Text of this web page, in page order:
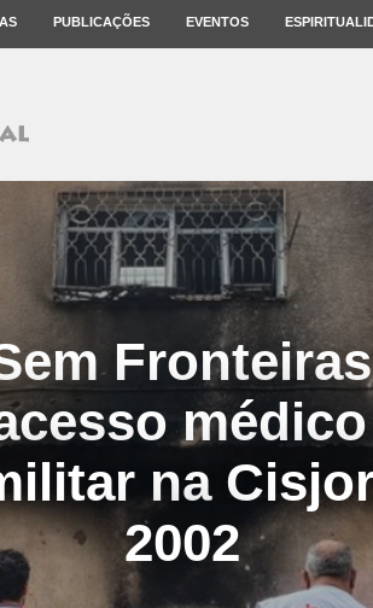
PUBLICAÇÕES EVENTOS
na
2002